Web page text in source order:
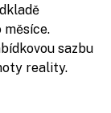
měsíce.
sazbu
reality.